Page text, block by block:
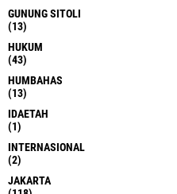
GUNUNG SITOLI
(13)
HUKUM
(43)
HUMBAHAS
(13)
IDAETAH
(1)
INTERNASIONAL
(2)
JAKARTA